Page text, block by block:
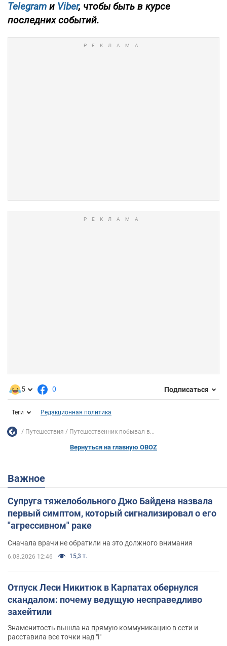
Telegram и Viber, чтобы быть в курсе
последних событий.
5 0 Подписаться
Теги Редакционная политика
Путешествия Путешественник побывал в...
Вернуться на главную OBOZ
Важное
Супруга тяжелобольного Джо Байдена назвала
первый симптом, который сигнализировал о его
"агрессивном" раке
Сначала врачи не обратили на это должного внимания
6.08.2026 12:46 15,3 т.
Отпуск Леси Никитюк в Карпатах обернулся
скандалом: почему ведущую несправедливо
захейтили
Знаменитость вышла на прямую коммуникацию в сети и
расставила все точки над "i"